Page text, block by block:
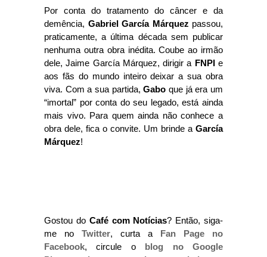
Por conta do tratamento do câncer e da
demência, Gabriel García Márquez passou,
praticamente, a última década sem publicar
nenhuma outra obra inédita. Coube ao irmão
dele, Jaime García Márquez, dirigir a FNPIe
aos fãs do mundo inteiro deixar a sua obra
viva. Com a sua partida,Gabo que já era um
“imortal” por conta do seu legado, está ainda
mais vivo. Para quem ainda não conhece a
obra dele, fica o convite. Um brinde a García
Márquez!
Gostou do Café com Notícias? Então, siga-
me no Twitter, curta a Fan Page no
Facebook, circule o blog no Google